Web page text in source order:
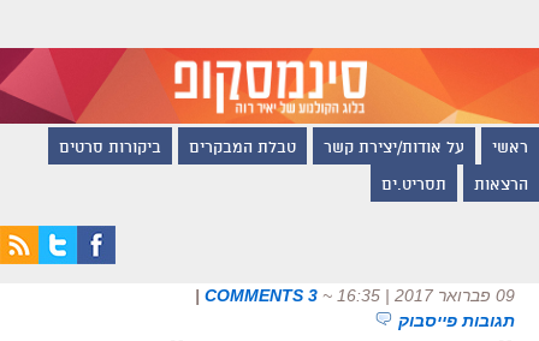
ראשי על אודות/יצירת קשר טבלת המבקרים ביקורות סרטים
הרצאות תסריט.ים
09 פברואר 2017 | 16:35 ~
3 COMMENTS
|
תגובות פייסבוק